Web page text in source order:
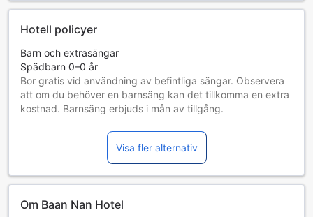
Hotell policyer
Barn och extrasängar
Spädbarn 0–0 år
Bor gratis vid användning av befintliga sängar. Observera
att om du behöver en barnsäng kan det tillkomma en extra
kostnad. Barnsäng erbjuds i mån av tillgång.
Bor gratis om befintliga sängar används.
Gäster 9 år och äldre betraktas som vuxna
Tillgång av extrasängar beror på vilket rum du väljer. Var
god kontrollera rummets beläggning för mer information.
och tillägg gäller.
Visa fler alternativ
Om Baan Nan Hotel